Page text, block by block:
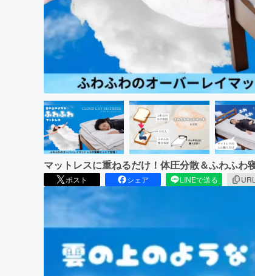
マットレスに重ねるだけ！体圧分散＆ふわふわ
ポスト シェア LINEで送る